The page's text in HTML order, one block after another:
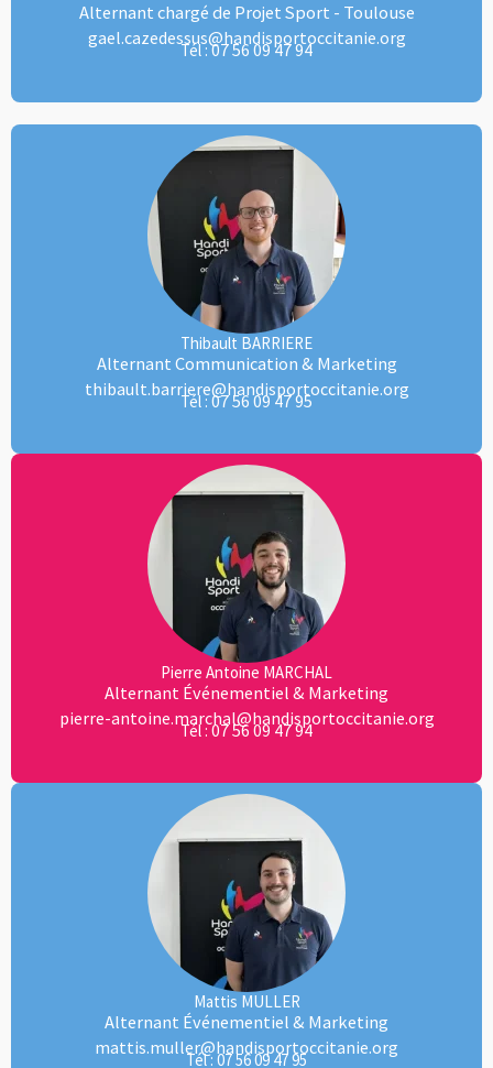
Alternant chargé de Projet Sport - Toulouse
gael.cazedessus@handisportoccitanie.org
Tél :07 56 09 47 94
Thibault BARRIERE
Alternant Communication & Marketing
thibault.barriere@handisportoccitanie.org
Tél :07 56 09 47 95
Pierre Antoine MARCHAL
Alternant Événementiel & Marketing
pierre-antoine.marchal@handisportoccitanie.org
Tél :07 56 09 47 94
Mattis MULLER
Alternant Événementiel & Marketing
mattis.muller@handisportoccitanie.org
Tél : 07 56 09 47 95